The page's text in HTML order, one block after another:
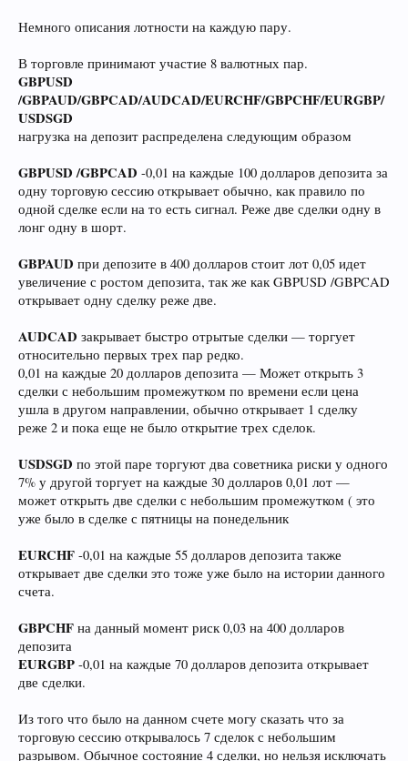
Немного описания лотности на каждую пару.
В торговле принимают участие 8 валютных пар.
GBPUSD
/GBPAUD/GBPCAD/AUDCAD/EURCHF/GBPCHF/EURGBP/
USDSGD
нагрузка на депозит распределена следующим образом
GBPUSD /GBPCAD -0,01 на каждые 100 долларов депозита за
одну торговую сессию открывает обычно, как правило по
одной сделке если на то есть сигнал. Реже две сделки одну в
лонг одну в шорт.
GBPAUD при депозите в 400 долларов стоит лот 0,05 идет
увеличение с ростом депозита, так же как GBPUSD /GBPCAD
открывает одну сделку реже две.
AUDCAD закрывает быстро отрытые сделки — торгует
относительно первых трех пар редко.
0,01 на каждые 20 долларов депозита — Может открыть 3
сделки с небольшим промежутком по времени если цена
ушла в другом направлении, обычно открывает 1 сделку
реже 2 и пока еще не было открытие трех сделок.
USDSGD по этой паре торгуют два советника риски у одного
7% у другой торгует на каждые 30 долларов 0,01 лот —
может открыть две сделки с небольшим промежутком ( это
уже было в сделке с пятницы на понедельник
EURCHF -0,01 на каждые 55 долларов депозита также
открывает две сделки это тоже уже было на истории данного
счета.
GBPCHF на данный момент риск 0,03 на 400 долларов
депозита
EURGBP -0,01 на каждые 70 долларов депозита открывает
две сделки.
Из того что было на данном счете могу сказать что за
торговую сессию открывалось 7 сделок с небольшим
разрывом. Обычное состояние 4 сделки, но нельзя исключать